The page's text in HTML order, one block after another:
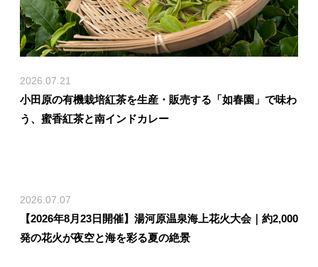
2026.07.21
小田原の有機栽培紅茶を生産・販売する「如春園」で味わ
う、蜜香紅茶と南インドカレー
2026.07.07
【2026年8月23日開催】湯河原温泉海上花火大会｜約2,000
発の花火が夜空と海を彩る夏の絶景